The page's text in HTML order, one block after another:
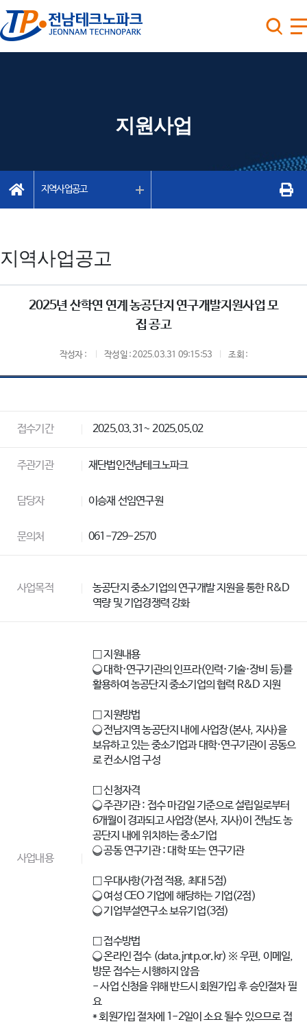
지원사업
지역사업공고
지역사업공고
2025년 산학연 연계 농공단지 연구개발지원사업 모
집 공고
작성자 : 작성일 : 2025.03.31 09:15:53 조회 :
접수기간 2025.03.31~ 2025.05.02
주관기관 재단법인전남테크노파크
담당자 이승재 선임연구원
문의처 061-729-2570
사업목적
농공단지 중소기업의 연구개발 지원을 통한 R&D
역량 및 기업경쟁력 강화
사업내용
□ 지원내용
❍ 대학·연구기관의 인프라(인력·기술·장비 등)를
활용하여 농공단지 중소기업의 협력 R&D 지원
□ 지원방법
❍ 전남지역 농공단지 내에 사업장(본사, 지사)을
보유하고 있는 중소기업과 대학·연구기관이 공동으
로 컨소시엄 구성
□ 신청자격
❍ 주관기관 : 접수 마감일 기준으로 설립일로부터
6개월이 경과되고 사업장(본사, 지사)이 전남도 농
공단지 내에 위치하는 중소기업
❍ 공동 연구기관 : 대학 또는 연구기관
□ 우대사항(가점 적용, 최대 5점)
❍ 여성 CEO 기업에 해당하는 기업(2점)
❍ 기업부설연구소 보유기업(3점)
□ 접수방법
❍ 온라인 접수 (data.jntp.or.kr) ※ 우편, 이메일,
방문 접수는 시행하지 않음
- 사업 신청을 위해 반드시 회원가입 후 승인절차 필
요
* 회원가입 절차에 1-2일이 소요 될수 있으므로 접